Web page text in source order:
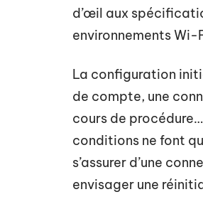
d’œil aux
environnements Wi-
La configuration
de compte, une
cours de
conditions ne font
s’assurer d’une
envisager une